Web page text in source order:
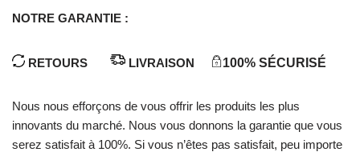
NOTRE GARANTIE :
RETOURS LIVRAISON 100% SÉCURISÉ
Nous nous efforçons de vous offrir les produits les plus
innovants du marché. Nous vous donnons la garantie que vous
serez satisfait à 100%. Si vous n’êtes pas satisfait, peu importe